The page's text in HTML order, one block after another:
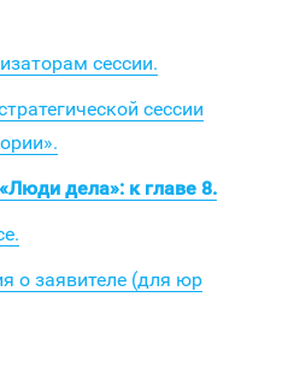
сессии.
сессии
дела»: к главе 8.
о заявителе (для юр